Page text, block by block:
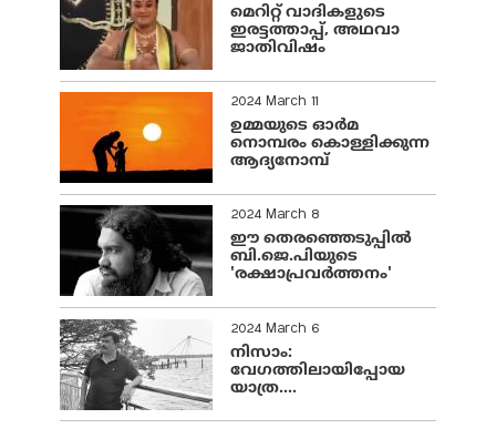
മെറിറ്റ് വാദികളുടെ
ഇരട്ടത്താപ്പ്, അഥവാ
ജാതിവിഷം
2024 March 11
ഉമ്മയുടെ ഓർമ
നൊമ്പരം കൊള്ളിക്കുന്ന
ആദ്യനോമ്പ്
2024 March 8
ഈ തെരഞ്ഞെടുപ്പില്‍
ബി.ജെ.പിയുടെ
'രക്ഷാപ്രവര്‍ത്തനം'
2024 March 6
നിസാം:
വേഗത്തിലായിപ്പോയ
യാത്ര....